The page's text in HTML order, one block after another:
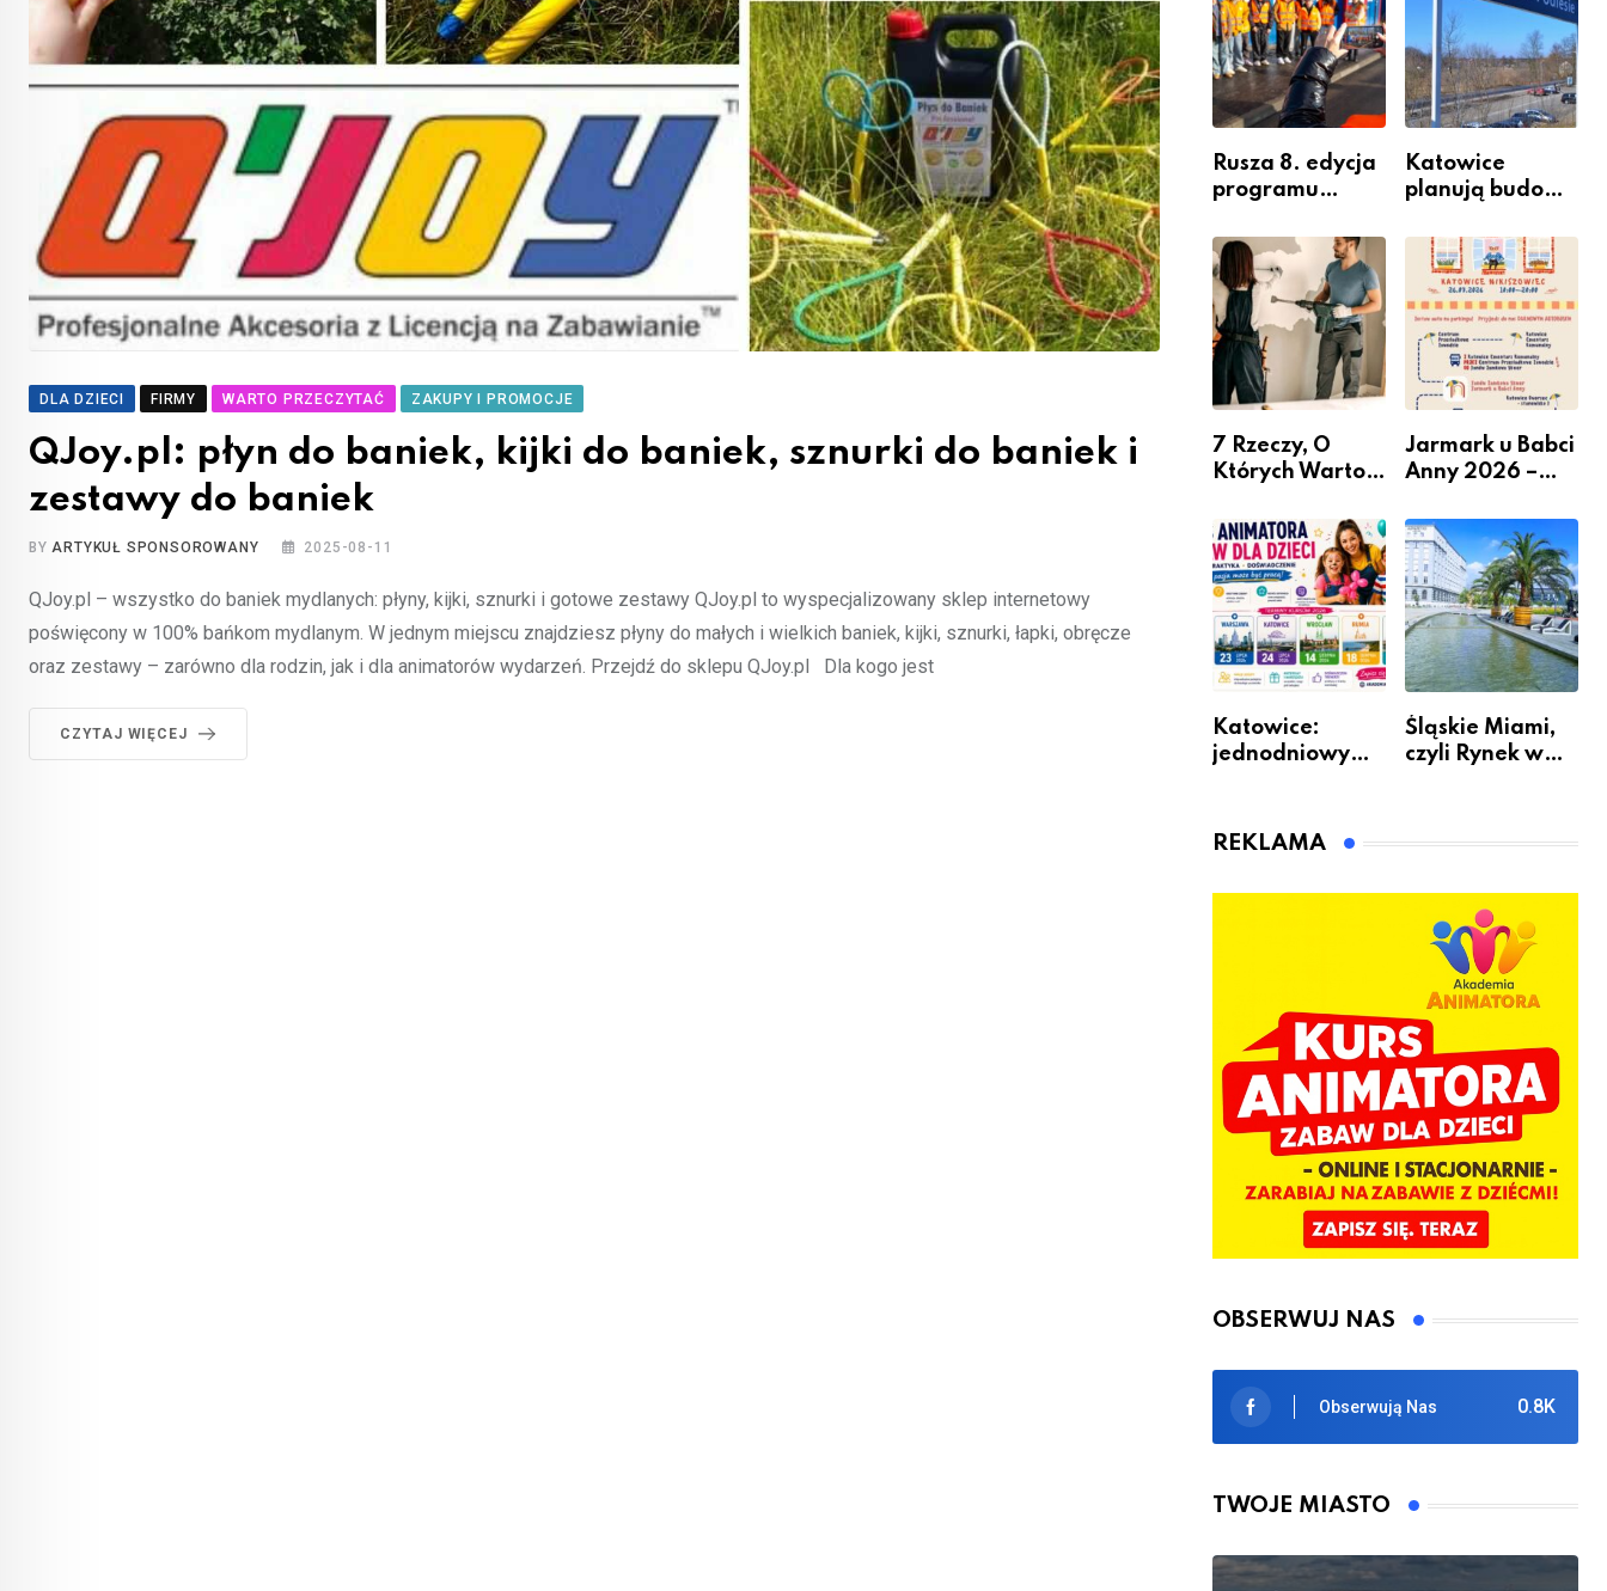
DLA DZIECI FIRMY WARTO PRZECZYTAĆ ZAKUPY I PROMOCJE
QJoy.pl: płyn do baniek, kijki do baniek, sznurki do baniek i
zestawy do baniek
BY ARTYKUŁ SPONSOROWANY 2025-08-11
QJoy.pl – wszystko do baniek mydlanych: płyny, kijki, sznurki i gotowe zestawy QJoy.pl to wyspecjalizowany sklep internetowy
poświęcony w 100% bańkom mydlanym. W jednym miejscu znajdziesz płyny do małych i wielkich baniek, kijki, sznurki, łapki, obręcze
oraz zestawy – zarówno dla rodzin, jak i dla animatorów wydarzeń. Przejdź do sklepu QJoy.pl Dla kogo jest
CZYTAJ WIĘCEJ
Rusza 8. edycja
programu
Miastem
Fachowców” –
nabór dla
przedsiębiorców
Katowice
planują budowę
przesiadkoweg
o w Podlesiu
7 Rzeczy, O
Których Warto
Remontem
Mieszkania
Jarmark u Babci
Anny 2026 –
Katowice:
jednodniowy
animatora
Śląskie Miami,
czyli Rynek w
REKLAMA
OBSERWUJ NAS
0.8K
Obserwują Nas
TWOJE MIASTO